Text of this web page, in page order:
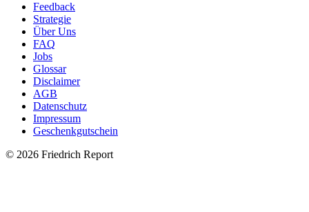
Feedback
Strategie
Über Uns
FAQ
Jobs
Glossar
Disclaimer
AGB
Datenschutz
Impressum
Geschenkgutschein
© 2026 Friedrich Report